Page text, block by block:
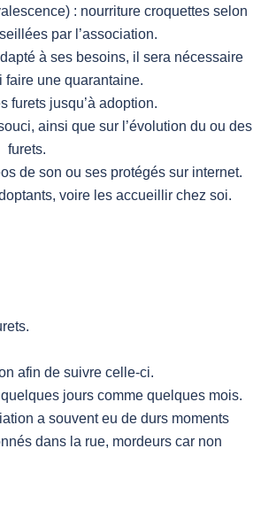
: nourriture croquettes selon
par l’association.
à ses besoins, il sera nécessaire
faire une quarantaine.
furets jusqu’à adoption.
ainsi que sur l’évolution du ou des
furets.
de son ou ses protégés sur internet.
voire les accueillir chez soi.
afin de suivre celle-ci.
jours comme quelques mois.
a souvent eu de durs moments
dans la rue, mordeurs car non